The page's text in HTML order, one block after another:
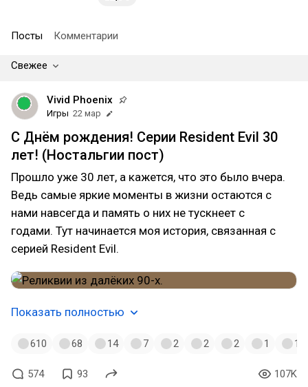
Посты Комментарии
Свежее
Vivid Phoenix
Игры 22 мар
С Днём рождения! Серии Resident Evil 30
лет! (Ностальгии пост)
Прошло уже 30 лет, а кажется, что это было вчера.
Ведь самые яркие моменты в жизни остаются с
нами навсегда и память о них не тускнеет с
годами. Тут начинается моя история, связанная с
серией Resident Evil.
Показать полностью
610 68 14 7 2 2 2 1 1
574 93 107K